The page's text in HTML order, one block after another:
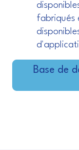
fabriqués
Base de